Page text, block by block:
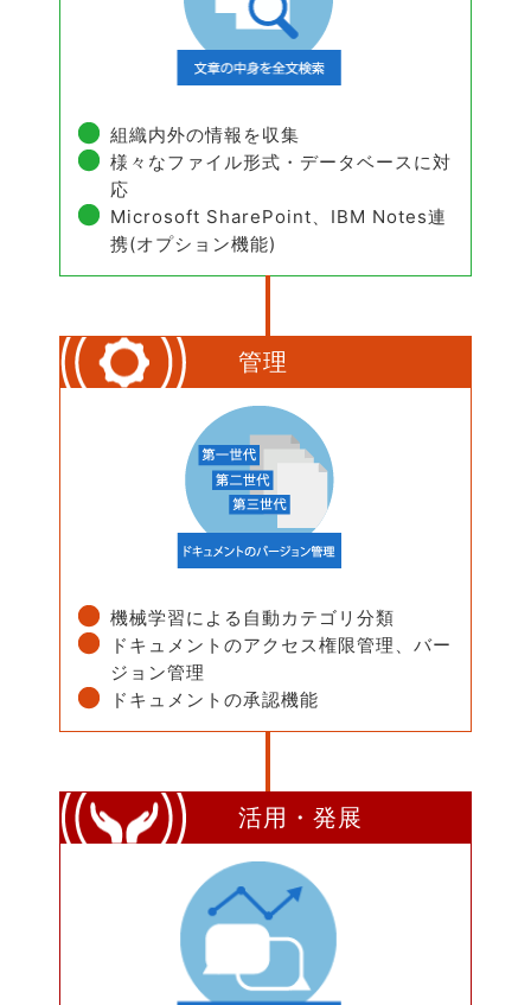
組織内外の情報を収集
様々なファイル形式・データベースに対
応
Microsoft SharePoint、IBM Notes連
携(オプション機能)
管理
機械学習による自動カテゴリ分類
ドキュメントのアクセス権限管理、バー
ジョン管理
ドキュメントの承認機能
活用・発展